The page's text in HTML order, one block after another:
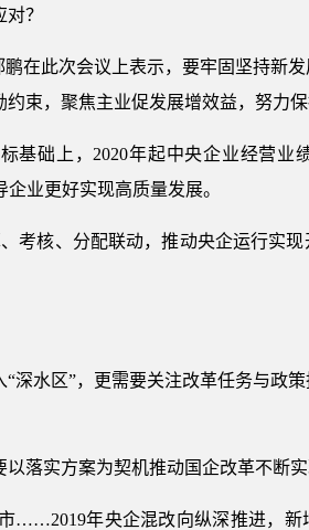
？
在此次会议上表示，要牢固坚持新
束，聚焦主业促发展增效益，努力保
基础上，2020年起中央企业经营业
业更好实现高质量发展。
考核、分配联动，推动央企运行实
深水区”，更需要关注改革任务与政
落实方案为契机推动国企改革不断实
……2019年央企混改向纵深推进，新